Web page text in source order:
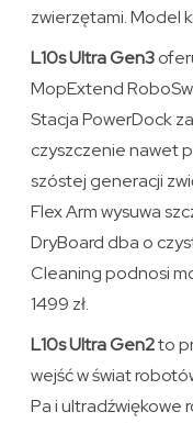
zwierzętami. Model
L10s Ultra Gen3
MopExtend
Stacja PowerDock
czyszczenie nawet
szóstej generacji
Flex Arm wysuwa
DryBoard dba o
Cleaning podnosi
1499 zł.
L10s Ultra Gen2to
wejść w świat
Pa i ultradźwiękowe